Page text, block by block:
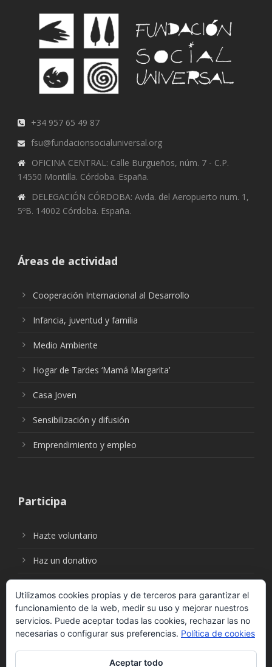
+34 957 65 49 87
fsu@fundacionsocialuniversal.org
OFICINA CENTRAL: Calle Burgueños, núm. 7 - C.P.
14550 Montilla. Córdoba. España.
DELEGACIÓN CÓRDOBA: Avda. del Aeropuerto num. 1,
5ºB. 14002 Córdoba. España.
Áreas de actividad
Cooperación Internacional al Desarrollo
Infancia, juventud y familia
Medio Ambiente
Hogar de Tardes ‘Mamá Margarita’
Casa Joven
Sensibilización y difusión
Emprendimiento y empleo
Participa
Hazte voluntario
Haz un donativo
Síguenos en:
Utilizamos cookies propias y de terceros para garantizar el
funcionamiento de la web, medir su uso y mejorar nuestros
servicios. Puede aceptar todas las cookies, rechazar las no
necesarias o configurar sus preferencias. Política de cookies
Aceptar todo